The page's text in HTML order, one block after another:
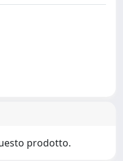
prodotto.